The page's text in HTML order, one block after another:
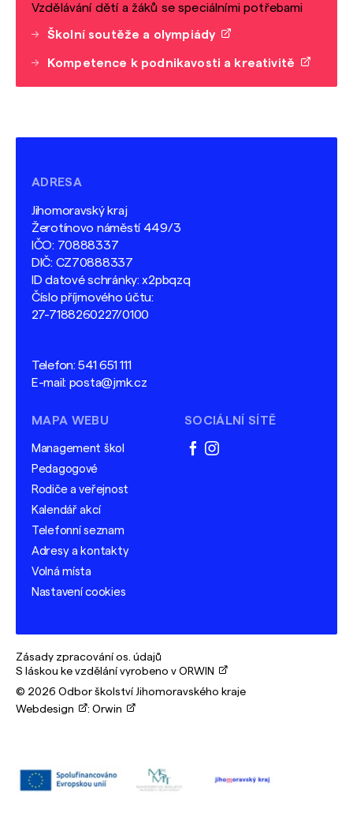
Vzdělávání dětí a žáků se speciálními potřebami
Školní soutěže a olympiády
Kompetence k podnikavosti a kreativitě
ADRESA
Jihomoravský kraj
Žerotínovo náměstí 449/3
IČO: 70888337
DIČ: CZ70888337
ID datové schránky: x2pbqzq
Číslo příjmového účtu:
27-7188260227/0100
Telefon:541 651 111
E-mail: posta@jmk.cz
MAPA WEBU
Management škol
Pedagogové
Rodiče a veřejnost
Kalendář akcí
Telefonní seznam
Adresy a kontakty
Volná místa
Nastavení cookies
SOCIÁLNÍ SÍTĚ
facebook
instagram
Zásady zpracování os. údajů
S láskou ke vzdělání vyrobeno v ORWIN
© 2026 Odbor školství Jihomoravského kraje
Webdesign
: Orwin